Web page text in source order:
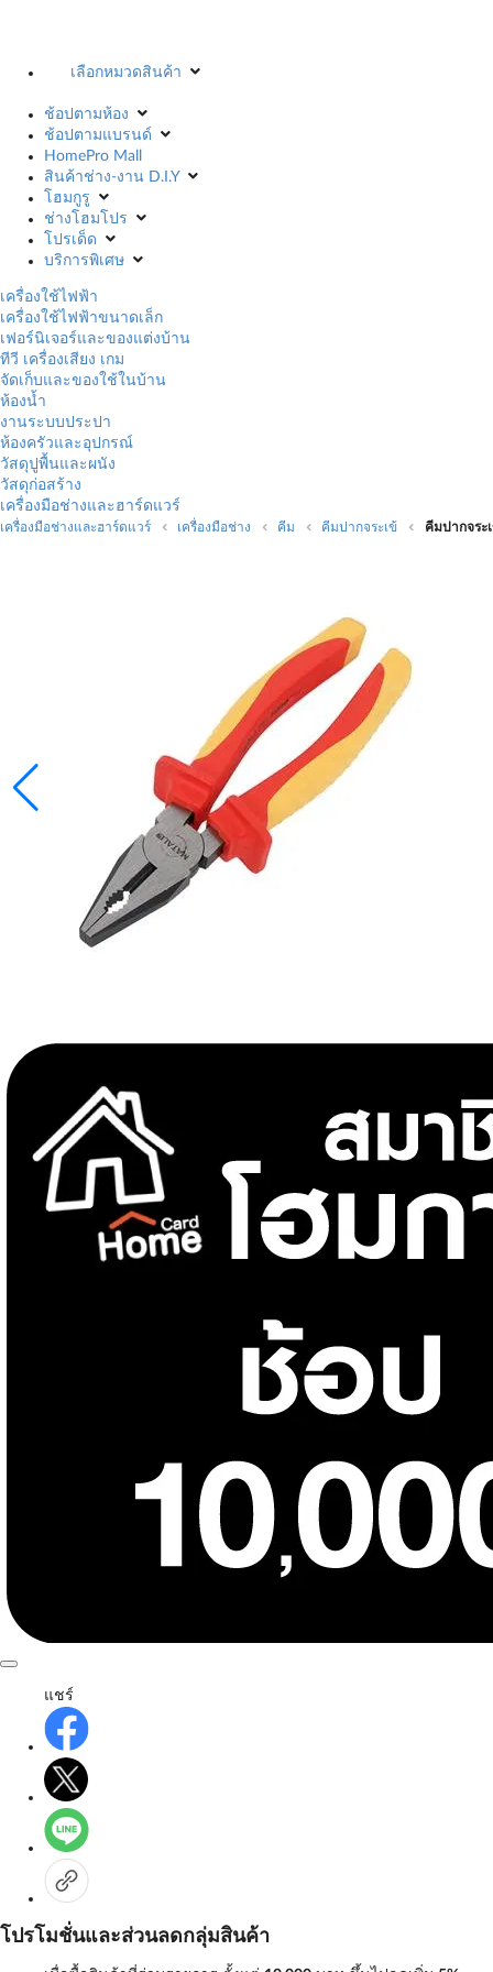
เลือกหมวดสินค้า
ช้อปตามห้อง
ช้อปตามแบรนด์
HomePro Mall
สินค้าช่าง-งาน D.I.Y
โฮมกูรู
ช่างโฮมโปร
โปรเด็ด
บริการพิเศษ
เครื่องใช้ไฟฟ้า
เครื่องใช้ไฟฟ้าขนาดเล็ก
เฟอร์นิเจอร์และของแต่งบ้าน
ทีวี เครื่องเสียง เกม
จัดเก็บและของใช้ในบ้าน
ห้องน้ำ
งานระบบประปา
ห้องครัวและอุปกรณ์
วัสดุปูพื้นและผนัง
วัสดุก่อสร้าง
เครื่องมือช่างและฮาร์ดแวร์
เครื่องมือช่างและฮาร์ดแวร์ เครื่องมือช่าง คีม คีมปากจระเข้ คีมปากจระ
แชร์
โปรโมชั่นและส่วนลดกลุ่มสินค้า